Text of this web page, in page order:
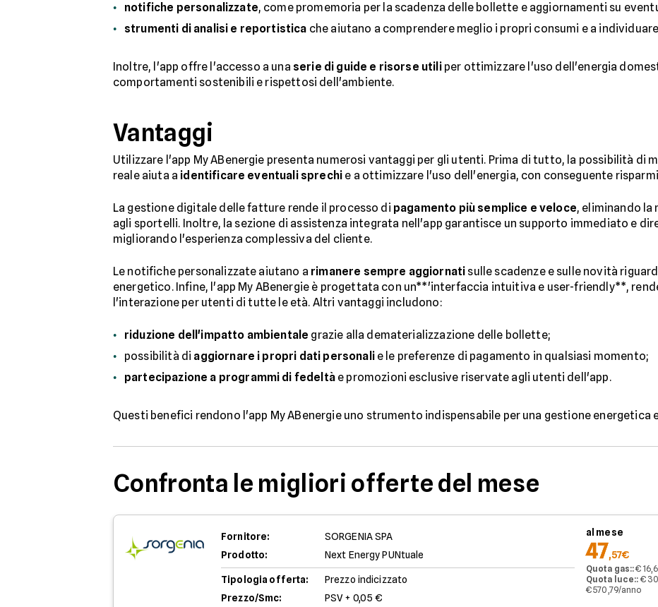
notifiche personalizzate, come promemoria per la scadenza delle bollette e aggiornamenti su
strumenti di analisi e reportistica che aiutano a comprendere meglio i propri consumi e a
Inoltre, l'app offre l'accesso a una serie di guide e risorse utiliper ottimizzare l'uso dell'energia
comportamenti sostenibili e rispettosi dell'ambiente.
Vantaggi
Utilizzare l'app My ABenergie presenta numerosi vantaggi per gli utenti. Prima di tutto, la possibilità di
reale aiuta a identificare eventuali sprechi e a ottimizzare l'uso dell'energia, con conseguente
La gestione digitale delle fatture rende il processo di pagamento più semplice e veloce, eliminando
agli sportelli. Inoltre, la sezione di assistenza integrata nell'app garantisce un supporto immediato e
migliorando l'esperienza complessiva del cliente.
Le notifiche personalizzate aiutano a rimanere sempre aggiornati sulle scadenze e sulle novità
energetico. Infine, l'app My ABenergie è progettata con un**'interfaccia intuitiva e user-friendly**,
l'interazione per utenti di tutte le età. Altri vantaggi includono:
riduzione dell'impatto ambientale grazie alla dematerializzazione delle bollette;
possibilità di aggiornare i propri dati personalie le preferenze di pagamento in qualsiasi momento;
partecipazione a programmi di fedeltàe promozioni esclusive riservate agli utenti dell'app.
Questi benefici rendono l'app My ABenergie uno strumento indispensabile per una gestione energetica
Confronta le migliori offerte del mese
Fornitore:
SORGENIA SPA
Prodotto:
Next Energy PUNtuale
Tipologia offerta:
Prezzo indicizzato
Prezzo/Smc:
PSV + 0,05 €
al mese
47,57€
Quota gas::€
Quota luce::€
€ 570,79/anno